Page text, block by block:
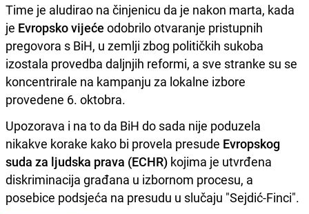
Time je aludirao na činjenicu da je nakon marta, kada
je Evropsko vijeće odobrilo otvaranje pristupnih
pregovora s BiH, u zemlji zbog političkih sukoba
izostala provedba daljnjih reformi, a sve stranke su se
koncentrirale na kampanju za lokalne izbore
provedene 6. oktobra.
Upozorava i na to da BiH do sada nije poduzela
nikakve korake kako bi provela presude Evropskog
suda za ljudska prava (ECHR) kojima je utvrđena
diskriminacija građana u izbornom procesu, a
posebice podsjeća na presudu u slučaju "Sejdić-Finci".